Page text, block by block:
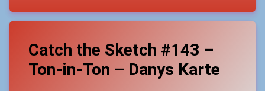
Catch the Sketch #143 –
Ton-in-Ton – Danys Karte
Catch
the
Sketch
a
Comment
on
Catch